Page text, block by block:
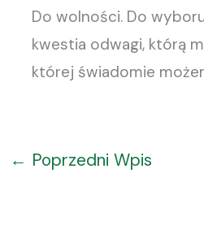
Do wolności. Do
kwestia odwagi, którą
której świadomie
← Poprzedni Wpis